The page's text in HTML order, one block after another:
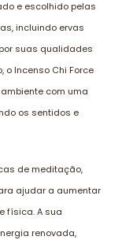
e escolhido pelas
incluindo ervas
suas qualidades
o Incenso Chi Force
com uma
os sentidos e
de meditação,
ajudar a aumentar
física. A sua
renovada,